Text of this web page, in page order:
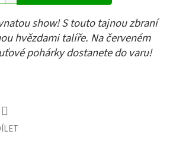
show! S touto tajnou zbraní
hvězdami talíře. Na červeném
pohárky dostanete do varu!